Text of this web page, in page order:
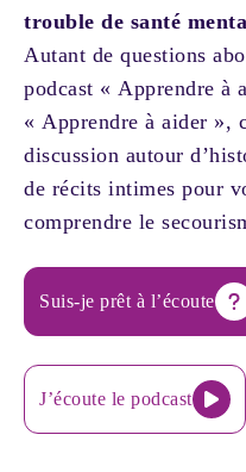
trouble de santé
Autant de questions
podcast « Apprendre à
« Apprendre à aider »,
discussion autour
de récits intimes pour
comprendre le
Suis-je prêt à l’écoute
J’écoute le podcast